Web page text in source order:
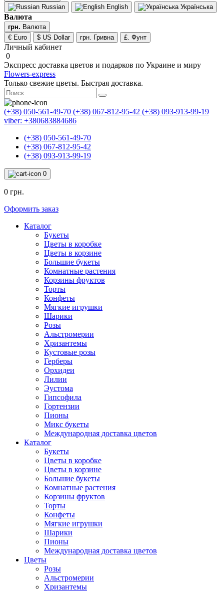
Russian
English Українська
Валюта
грн. Валюта
€ Euro
$ US Dollar грн. Гривна £. Фунт
Личный кабинет
0
Экспресс доставка цветов и подарков по Украине и миру
Flowers-express
Только свежие цветы. Быстрая доставка.
(+38) 050-561-49-70 (+38) 067-812-95-42 (+38) 093-913-99-19
viber: +380683884686
(+38) 050-561-49-70
(+38) 067-812-95-42
(+38) 093-913-99-19
0
0 грн.
Оформить заказ
Каталог
Букеты
Цветы в коробке
Цветы в корзине
Большие букеты
Комнатные растения
Корзины фруктов
Торты
Конфеты
Мягкие игрушки
Шарики
Розы
Альстромерии
Хризантемы
Кустовые розы
Герберы
Орхидеи
Лилии
Эустома
Гипсофила
Гортензии
Пионы
Микс букеты
Международная доставка цветов
Каталог
Букеты
Цветы в коробке
Цветы в корзине
Большие букеты
Комнатные растения
Корзины фруктов
Торты
Конфеты
Мягкие игрушки
Шарики
Пионы
Международная доставка цветов
Цветы
Розы
Альстромерии
Хризантемы